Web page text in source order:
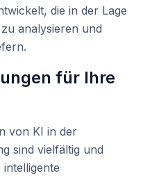
die in der Lage
analysieren und
für Ihre
von KI in der
sind vielfältig und